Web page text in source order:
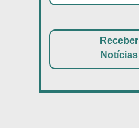
Receber
Notícias